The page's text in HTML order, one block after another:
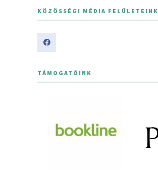
KÖZÖSSÉGI MÉDIA FELÜLETEINK
TÁMOGATÓINK